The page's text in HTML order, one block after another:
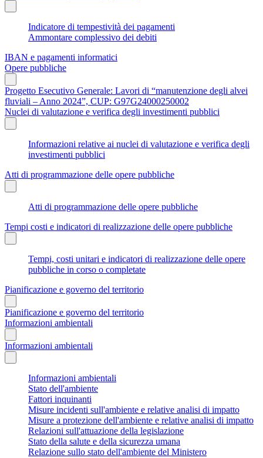
Indicatore di tempestività dei pagamenti
Ammontare complessivo dei debiti
IBAN e pagamenti informatici
Opere pubbliche
Progetto Esecutivo Generale: Lavori di “manutenzione degli alvei
fluviali – Anno 2024”, CUP: G97G24000250002
Nuclei di valutazione e verifica degli investimenti pubblici
Informazioni relative ai nuclei di valutazione e verifica degli
investimenti pubblici
Atti di programmazione delle opere pubbliche
Atti di programmazione delle opere pubbliche
Tempi costi e indicatori di realizzazione delle opere pubbliche
Tempi, costi unitari e indicatori di realizzazione delle opere
pubbliche in corso o completate
Pianificazione e governo del territorio
Pianificazione e governo del territorio
Informazioni ambientali
Informazioni ambientali
Informazioni ambientali
Stato dell'ambiente
Fattori inquinanti
Misure incidenti sull'ambiente e relative analisi di impatto
Misure a protezione dell'ambiente e relative analisi di impatto
Relazioni sull'attuazione della legislazione
Stato della salute e della sicurezza umana
Relazione sullo stato dell'ambiente del Ministero